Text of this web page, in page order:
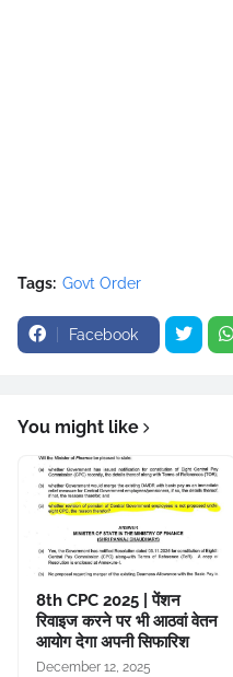
Tags: Govt Order
Facebook
You might like
8th CPC 2025 | पेंशन
रिवाइज करने पर भी आठवां वेतन
आयोग देगा अपनी सिफारिश
December 12, 2025